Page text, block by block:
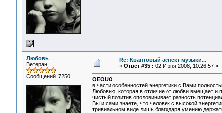
Любовь
Ветеран
Сообщений: 7250
Re: Квантовый аспект музыки...
« Ответ #35 : 02 Июня 2008, 10:26:57 »
OEOUO
в части особенностей энергетики с Вами
Любовью, которая в отличие от любви вмещает и
чистый позитив ополовинивает разность
Вы и сами знаете, что человек с высокой
тривиальном виде лишь благодаря умению